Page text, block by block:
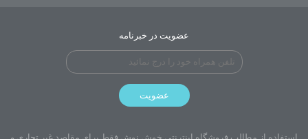
عضویت در خبرنامه
عضویت